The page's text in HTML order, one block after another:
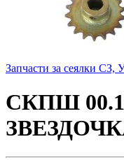
Запчасти за сеялки
СКПШ